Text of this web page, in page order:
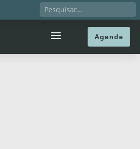
Agende